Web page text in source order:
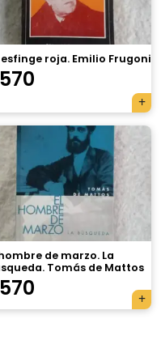
esfinge roja. Emilio Frugoni
570
de marzo. La
Tomás de Mattos
570
×
vacío.
acá